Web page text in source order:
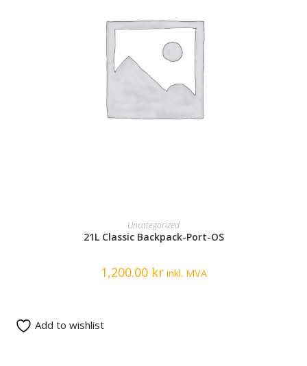
READ MORE
Uncategorized
21L Classic Backpack-Port-OS
1,200.00 krinkl. MVA
Add to wishlist